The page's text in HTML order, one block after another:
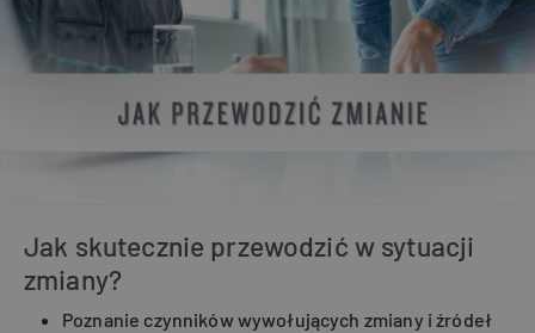
Jak skutecznie przewodzić w sytuacji
zmiany?
Poznanie czynników wywołujących zmiany i źródeł